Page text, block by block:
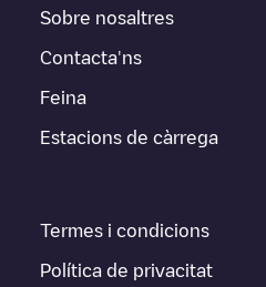
Sobre nosaltres
Contacta'ns
Feina
Estacions de càrrega
Termes i condicions
Política de privacitat